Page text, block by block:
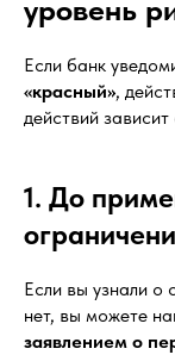
уровень
Если банк
«красный»,
действий зависит
1. До
Если вы узнали о
нет, вы можете
заявлением о